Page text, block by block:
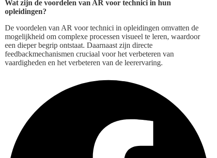
Wat zijn de voordelen van AR voor technici in hun
opleidingen?
De voordelen van AR voor technici in opleidingen omvatten de
mogelijkheid om complexe processen visueel te leren, waardoor
een dieper begrip ontstaat. Daarnaast zijn directe
feedbackmechanismen cruciaal voor het verbeteren van
vaardigheden en het verbeteren van de leerervaring.